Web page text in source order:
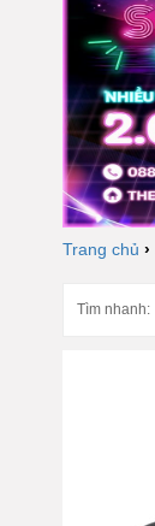
Trang chủ ›
Tìm nhanh: